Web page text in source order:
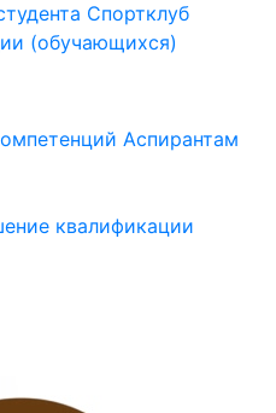
Спортклуб
(обучающихся)
Аспирантам
квалификации